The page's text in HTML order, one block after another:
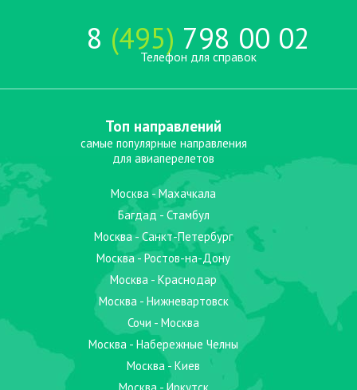
8 (495) 798 00 02
Телефон для справок
Топ направлений
самые популярные направления
для авиаперелетов
Москва - Махачкала
Багдад - Стамбул
Москва - Санкт-Петербург
Москва - Ростов-на-Дону
Москва - Краснодар
Москва - Нижневартовск
Сочи - Москва
Москва - Набережные Челны
Москва - Киев